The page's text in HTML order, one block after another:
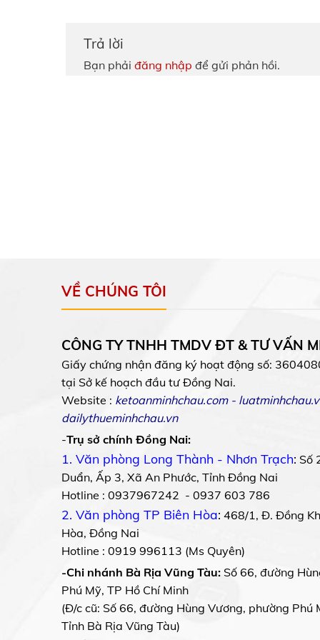
Trả lời
Bạn phải đăng nhập để gửi phản hồi.
VỀ CHÚNG TÔI
CÔNG TY TNHH TMDV ĐT & TƯ VẤN
Giấy chứng nhận đăng ký hoạt động số:
tại Sở kế hoạch đầu tư Đồng Nai.
Website : ketoanminhchau.com-
dailythueminhchau.vn
-Trụ sở chính Đồng Nai:
1. Văn phòng Long Thành - Nhơn Trạch: Số
Duẩn, Ấp 3, Xã An Phước, Tỉnh Đồng Nai
Hotline : 0937967242 - 0937 603 786
2. Văn phòng TP Biên Hòa: 468/1, Đ. Đồng
Hòa, Đồng Nai
Hotline : 0919 996113 (Ms Quyên)
-Chi nhánh Bà Rịa Vũng Tàu: Số 66, đường
Phú Mỹ, TP Hồ Chí Minh
(Đ/c cũ: Số 66, đường Hùng Vương, phường Phú
Tỉnh Bà Rịa Vũng Tàu)